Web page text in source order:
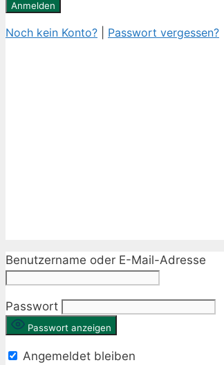
Noch kein Konto? Passwort vergessen?
Benutzername oder E-Mail-Adresse
Passwort
Passwort anzeigen
Angemeldet bleiben